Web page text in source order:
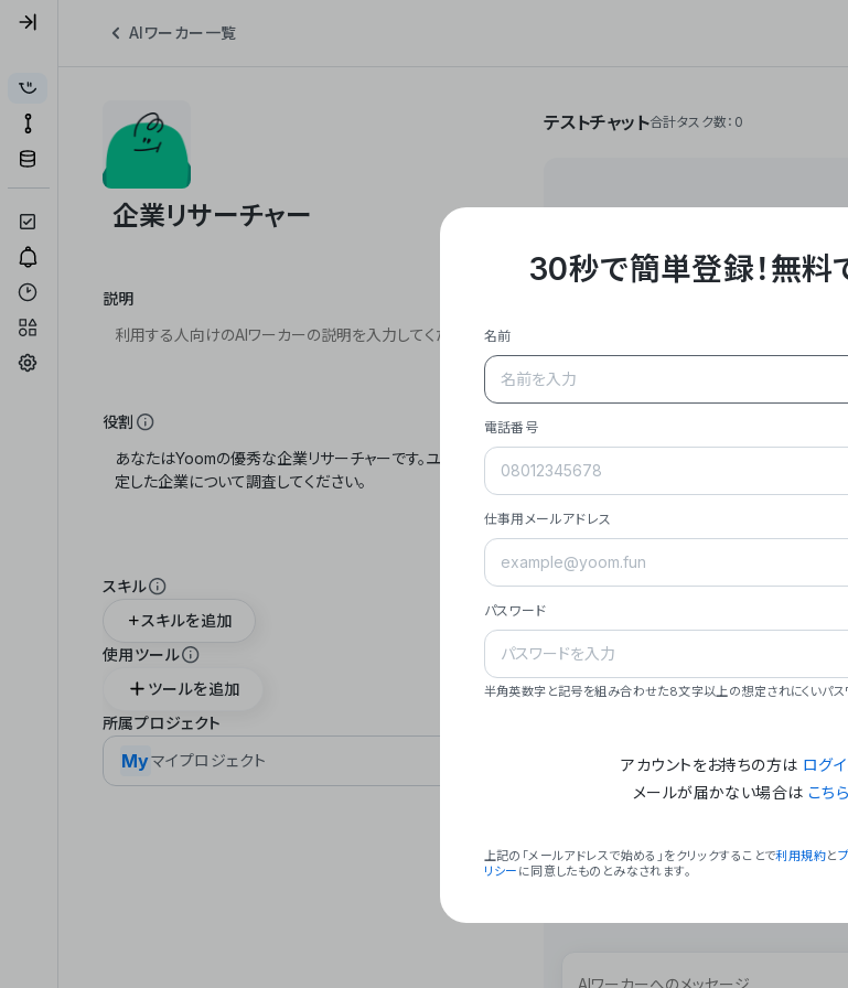
AIワーカー一覧
説明
役割
スキル
スキルを追加
使用ツール
ツールを追加
所属プロジェクト
Myマイプロジェクト
テストチャット合計タスク数：0
**Yoom株式会社は、ビジネスオ
API・RPA・OCRなどの技術を
作業やデスクワークを自動化
- **主力プロダクト「Yoom」
メール対応、請求書処理、日
- **実績**: 国内利用社数
- **強み**: すべての自動化技
- **ミッション**: 「We Make
- **ビジョン**: 「Global
### 会社概要
30秒で簡単登録！無料
名前
電話番号
仕事用メールアドレス
パスワード
半角英数字と記号を組み合わせた8文字以上の想定されにくいパス
アカウントをお持ちの方は ログ
メールが届かない場合は こちら
上記の「メールアドレスで始める」をクリックすることで利用規約と
リシー に同意したものとみなされます。